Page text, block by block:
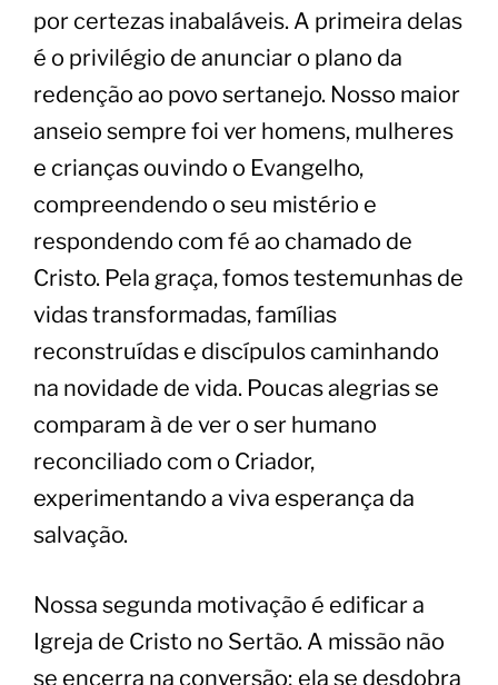
por certezas inabaláveis. A primeira delas
é o privilégio de anunciar o plano da
redenção ao povo sertanejo. Nosso maior
anseio sempre foi ver homens, mulheres
e crianças ouvindo o Evangelho,
compreendendo o seu mistério e
respondendo com fé ao chamado de
Cristo. Pela graça, fomos testemunhas de
vidas transformadas, famílias
reconstruídas e discípulos caminhando
na novidade de vida. Poucas alegrias se
comparam à de ver o ser humano
reconciliado com o Criador,
experimentando a viva esperança da
salvação.
​Nossa segunda motivação é edificar a
Igreja de Cristo no Sertão. A missão não
se encerra na conversão; ela se desdobra